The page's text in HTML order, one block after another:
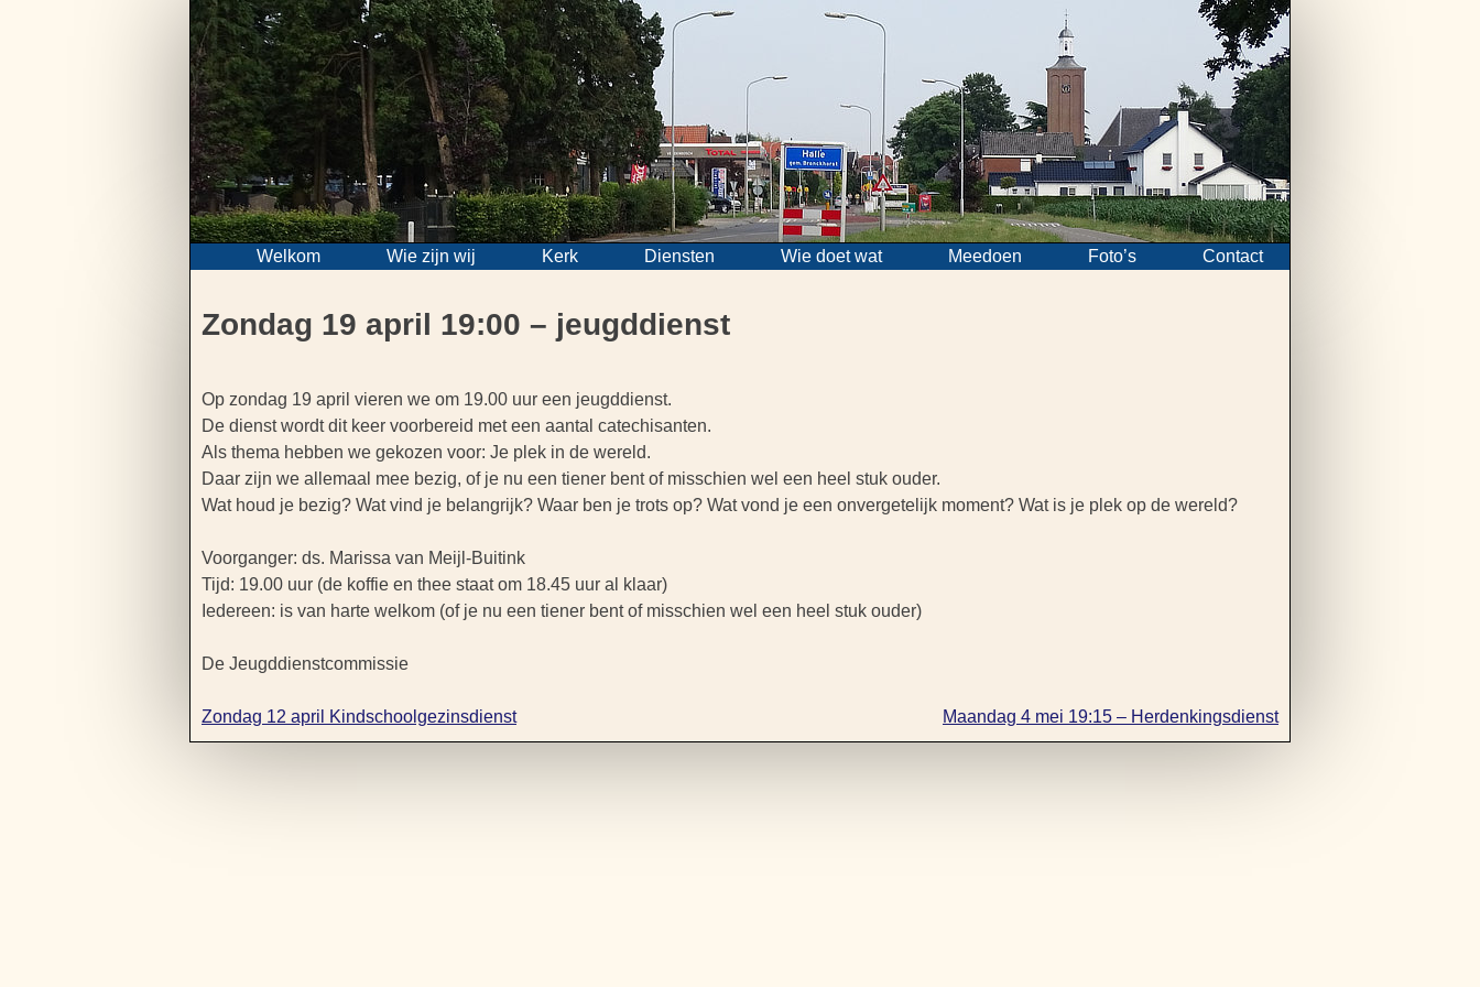
Skip
to
content
Welkom Wie zijn wij Kerk Diensten Wie doet wat Meedoen Foto’s Contact
Zondag 19 april 19:00 – jeugddienst
Op zondag 19 april vieren we om 19.00 uur een jeugddienst.
De dienst wordt dit keer voorbereid met een aantal catechisanten.
Als thema hebben we gekozen voor: Je plek in de wereld.
Daar zijn we allemaal mee bezig, of je nu een tiener bent of misschien wel een heel stuk ouder.
Wat houd je bezig? Wat vind je belangrijk? Waar ben je trots op? Wat vond je een onvergetelijk moment? Wat is je plek op de wereld?
Voorganger: ds. Marissa van Meijl-Buitink
Tijd: 19.00 uur (de koffie en thee staat om 18.45 uur al klaar)
Iedereen: is van harte welkom (of je nu een tiener bent of misschien wel een heel stuk ouder)
De Jeugddienstcommissie
Bericht
navigatie
Zondag 12 april Kindschoolgezinsdienst Maandag 4 mei 19:15 – Herdenkingsdienst